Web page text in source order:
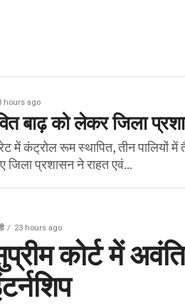
hours ago
बाढ़ को लेकर जिला
में कंट्रोल रूम स्थापित, तीन पालियों में
जिला प्रशासन ने राहत एवं...
23 hours ago
कोर्ट में